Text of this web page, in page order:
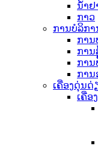
ນ້ຳຢ
ກາວ
ການບໍລິກາ
ການ
ກາ
ກາ
ກາ
ເຄື່ອງດຸ່ນດ່
ເຄື່ອ